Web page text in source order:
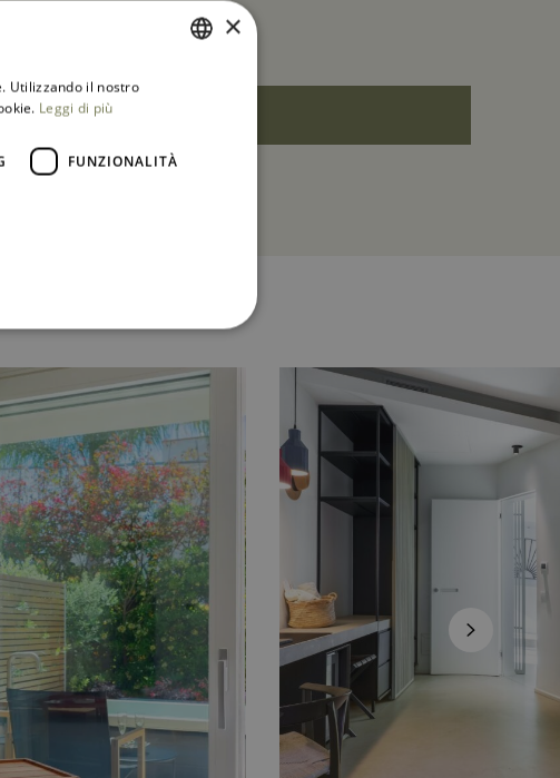
×
Utilizzando il nostro
Leggi di più
FUNZIONALITÀ